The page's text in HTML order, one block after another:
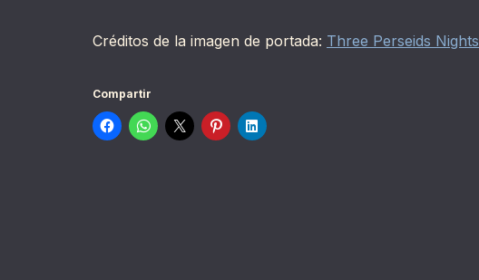
Créditos de la imagen de portada: Three Perseids Nights
Compartir